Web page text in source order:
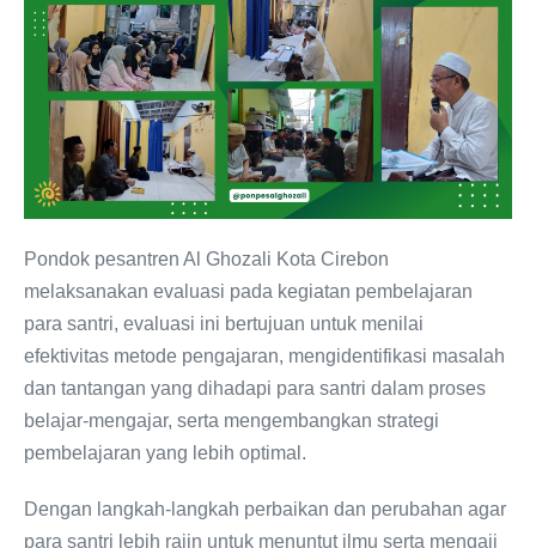
Pondok pesantren Al Ghozali Kota Cirebon
melaksanakan evaluasi pada kegiatan pembelajaran
para santri, evaluasi ini bertujuan untuk menilai
efektivitas metode pengajaran, mengidentifikasi masalah
dan tantangan yang dihadapi para santri dalam proses
belajar-mengajar, serta mengembangkan strategi
pembelajaran yang lebih optimal.
Dengan langkah-langkah perbaikan dan perubahan agar
para santri lebih rajin untuk menuntut ilmu serta mengaji